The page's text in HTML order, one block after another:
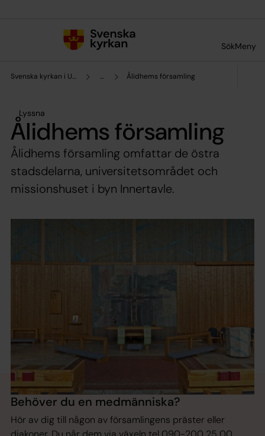
SökMeny
Svenska kyrkan i Umeå ... Ålidhems församling
Lyssna
Ålidhems församling
Ålidhems församling omfattar de östra
stadsdelarna, universitetsområdet och
missionshuset i byn Innertavle.
Behöver du en medmänniska?
Hör av dig till någon av församlingens präster eller